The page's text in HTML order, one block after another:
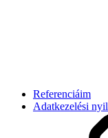
Referenciáim
Adatkezelési